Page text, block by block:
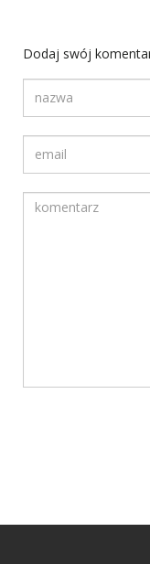
Dodaj swój
Twój adres email
Komentarz